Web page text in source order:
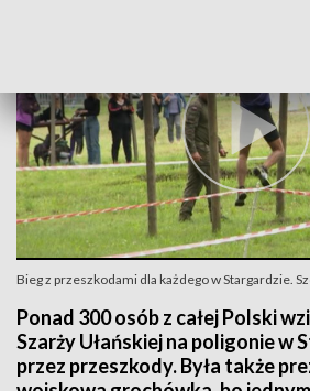
Bieg z przeszkodami dla każdego w Stargardzie.
Ponad 300 osób z całej Polski
Szarży Ułańskiej na poligonie w
przez przeszkody. Była także